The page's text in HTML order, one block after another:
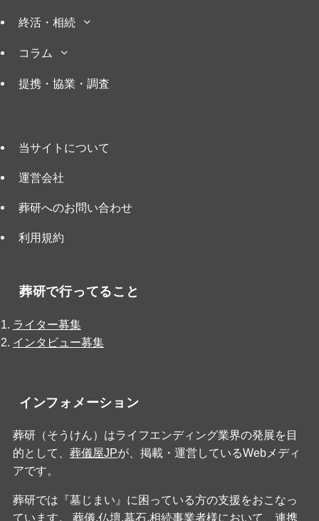
終活・相続
コラム
提携・協業・調査
当サイトについて
運営会社
葬研へのお問い合わせ
利用規約
葬研で行ってること
ライター募集
インタビュー募集
インフォメーション
葬研（そうけん）はライフエンディング業界の発展を目
的として、 葬儀屋JPが、掲載・運営しているWebメディ
アです。
葬研では『墓じまい』に困っている方の支援をおこなっ
ています。 葬儀,仏壇,墓石,相続事業者様において、連携